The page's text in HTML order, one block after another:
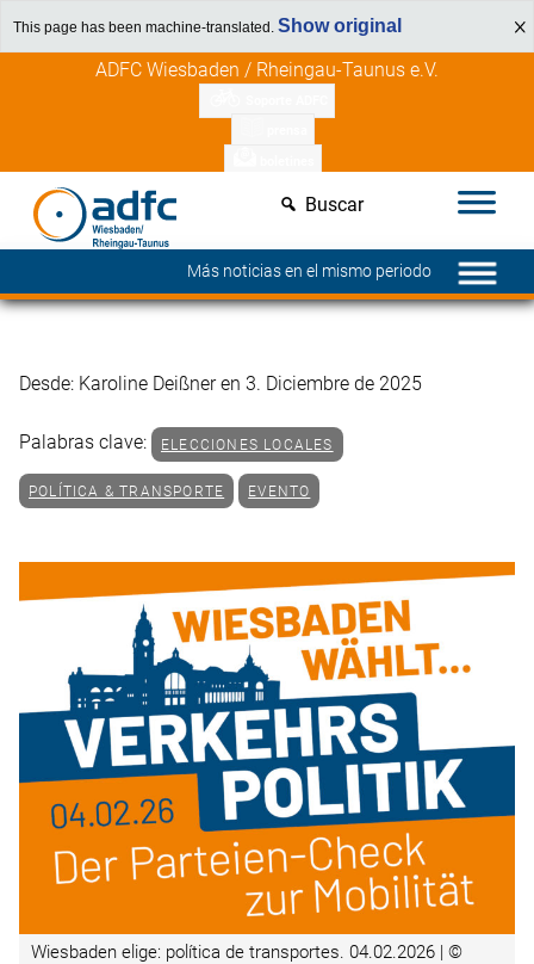
This page has been machine-translated. Show original
Descubre los beneficios para miembros
ADFC Wiesbaden / Rheingau-Taunus e.V.
Buscar
Más noticias en el mismo periodo
Desde: Karoline Deißner en 3. Diciembre de 2025
Palabras clave: ELECCIONES LOCALES
POLÍTICA & TRANSPORTE EVENTO
Wiesbaden elige: política de transportes. 04.02.2026 | ©